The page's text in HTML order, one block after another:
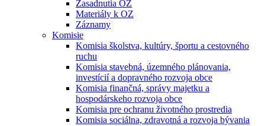
Zasadnutia OZ
Materiály k OZ
Záznamy
Komisie
Komisia školstva, kultúry, športu a cestovného
ruchu
Komisia stavebná, územného plánovania,
investícií a dopravného rozvoja obce
Komisia finančná, správy majetku a
hospodárskeho rozvoja obce
Komisia pre ochranu životného prostredia
Komisia sociálna, zdravotná a rozvoja bývania